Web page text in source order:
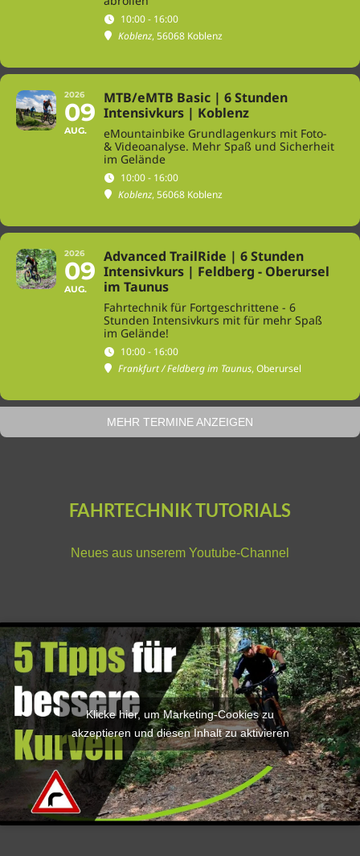
10:00 - 16:00
Koblenz, 56068 Koblenz
2026
09
AUG.
MTB/eMTB Basic | 6 Stunden
Intensivkurs | Koblenz
eMountainbike Grundlagenkurs mit Foto-
& Videoanalyse. Mehr Spaß und Sicherheit
im Gelände
10:00 - 16:00
Koblenz, 56068 Koblenz
2026
09
AUG.
Advanced TrailRide | 6 Stunden
Intensivkurs | Feldberg - Oberursel
im Taunus
Fahrtechnik für Fortgeschrittene - 6
Stunden Intensivkurs mit für mehr Spaß
im Gelände!
10:00 - 16:00
Frankfurt / Feldberg im Taunus, Oberursel
MEHR TERMINE ANZEIGEN
FAHRTECHNIK TUTORIALS
Neues aus unserem Youtube-Channel
Klicke hier, um Marketing-Cookies zu
akzeptieren und diesen Inhalt zu aktivieren